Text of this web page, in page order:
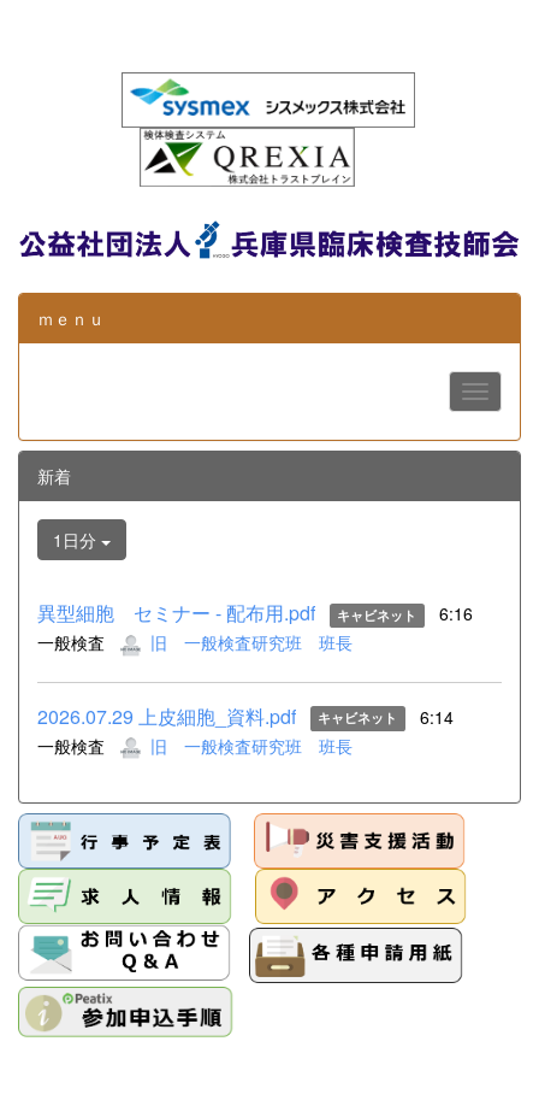
ｍｅｎｕ
新着
1日分
異型細胞 セミナー - 配布用.pdf キャビネット
6:16
一般検査
旧 一般検査研究班 班長
2026.07.29 上皮細胞_資料.pdf キャビネット
6:14
一般検査
旧 一般検査研究班 班長